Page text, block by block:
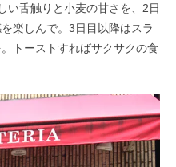
い舌触りと小麦の甘さを、2日
楽しんで。3日目以降はスラ
トーストすればサクサクの食